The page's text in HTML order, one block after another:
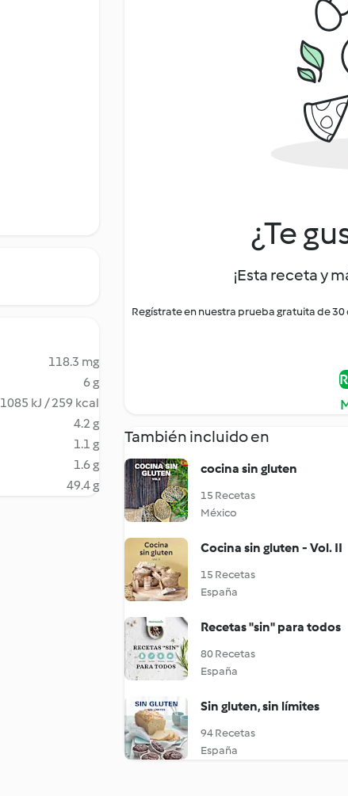
118.3 mg
6 g
1085 kJ / 259 kcal
4.2 g
1.1 g
1.6 g
49.4 g
¿Te
¡Esta receta y
Regístrate en nuestra prueba gratuita de
También incluido en
cocina sin gluten
15 Recetas
México
Cocina sin gluten - Vol. II
15 Recetas
España
Recetas "sin" para todos
80 Recetas
España
Sin gluten, sin límites
94 Recetas
España